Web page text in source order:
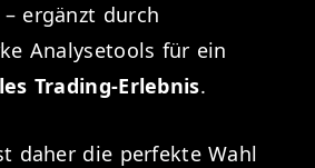
ergänzt durch
Analysetools für ein
Trading-Erlebnis.
daher die perfekte Wahl